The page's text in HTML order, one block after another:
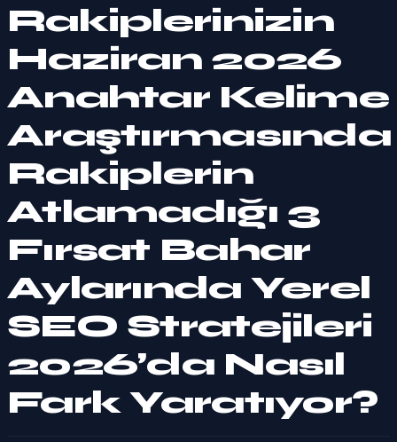
Rakiplerinizin
Haziran 2026
Anahtar Kelime
Araştırmasında
Rakiplerin
Atlamadığı 3
Fırsat Bahar
Aylarında Yerel
SEO Stratejileri
2026’da Nasıl
Fark Yaratıyor?